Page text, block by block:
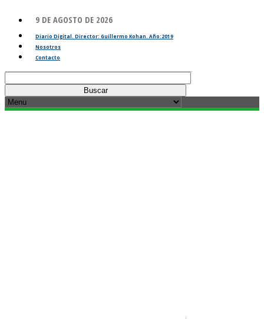
9 DE AGOSTO DE 2026
Diario Digital. Director: Guillermo Kohan. Año:2019
Nosotros
Contacto